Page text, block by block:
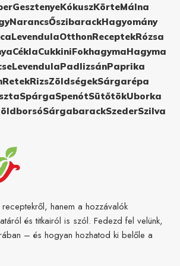
GesztenyeKókuszKörteMálna
NarancsŐszibarackHagyomány
LevendulaOtthonReceptekRózsa
CéklaCukkiniFokhagymaHagyma
LevendulaPadlizsánPaprika
RetekRizsZöldségekSárgarépa
SpárgaSpenótSütőtökUborka
SárgabarackSzederSzilva
hanem a hozzávalók
és titkairól is szól. Fedezd fel velünk,
– és hogyan hozhatod ki belőle a